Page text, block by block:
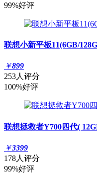
99%好评
联想小新平板11(6GB/
￥899
253人评分
100%好评
联想拯救者Y700四代(
￥3399
178人评分
99%好评